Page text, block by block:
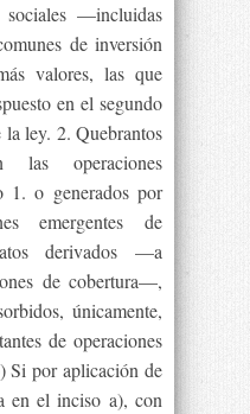
sociales —incluidas
de inversión
valores, las que
en el segundo
ley. 2. Quebrantos
operaciones
1. o generados por
emergentes de
derivados —a
de cobertura—,
únicamente,
de operaciones
Si por aplicación de
en el inciso a), con